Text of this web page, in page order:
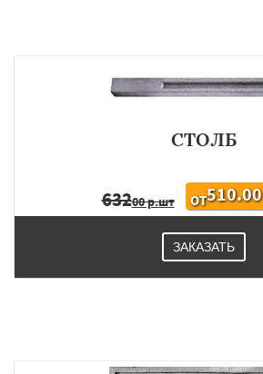
Шаховская
СТОЛБ
63200 р.шт ОТ510.00
ЗАКАЗАТЬ
УЗНАТЬ ПОДРОБНЕЕ